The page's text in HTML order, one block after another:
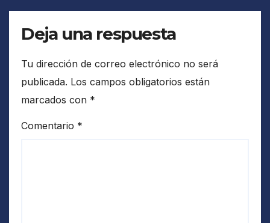
Deja una respuesta
Tu dirección de correo electrónico no será
publicada. Los campos obligatorios están
marcados con *
Comentario *